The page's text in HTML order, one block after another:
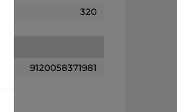
320
9120058371981